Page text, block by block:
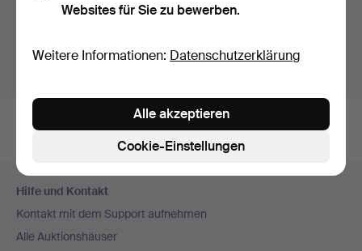
Hier sehen sie nur Auktionen in Schweden. Wir haben
Fußzeilen-
Navigation
Hilfe und Kontakt
Kontakt mit dem Support aufnehmen
Alle Auktionshäuser
Websites für Sie zu bewerben.
Weitere Informationen: Datenschutzerklärung
Cookie-Einstellungen
Alle akzeptieren